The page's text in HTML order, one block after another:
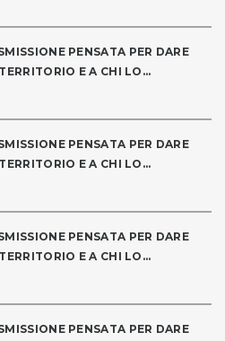
PENSATA PER DARE
E A CHI LO...
PENSATA PER DARE
E A CHI LO...
PENSATA PER DARE
E A CHI LO...
PENSATA PER DARE